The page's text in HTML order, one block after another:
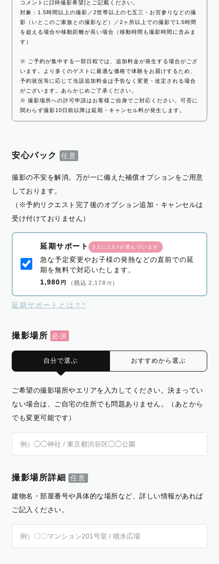
コメントに[2枠撮影希望]とご記載ください。
対象：1.5時間以上の撮影／2世帯以上の七五三・お宮参りなどの撮
影（いとこのご家族との撮影など）／2ヶ所以上での撮影で1.5時間
を超える場合や移動距離が長い場合（移動時間も撮影時間に含みま
す）
※ ご予約が集中する一部日程では、追加料金が発生する場合がござ
います。より多くのゲストに最適な価格で体験をお届けするため、
予約状況等に応じて当該追加料金は予告なく変更・改定される場合
がございます。あらかじめご了承ください。
※ 撮影場所への許可申請はお客様ご自身でご対応ください。可否に
関わらず撮影10日前以降は延期・キャンセル料が発生します。
安心パック
撮影の不安を解消。万が一に備えた補償オプションをご用意
しております。
（※予約リクエスト完了後のオプション追加・キャンセルは
受け付けておりません）
延期サポート 3人に1人*が選んでいます
急な予定変更やお子様の発熱などの直前での延
期を無料で対応いたします。
1,980 円 （税込 2,178 円 ）
延期サポートとは？*
撮影場所
自分で選ぶ おすすめから選ぶ
ご希望の撮影場所やエリアを入力してください。決まってい
ない場合は、ご自宅の住所でも問題ありません。（あとから
でも変更可能です）
撮影場所詳細
建物名・部屋番号や具体的な場所など、詳しい情報があれば
ご記入ください。